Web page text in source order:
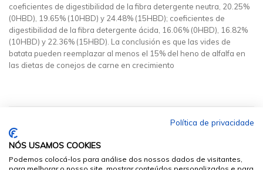
coeficientes de digestibilidad de la fibra detergente neutra, 20.25%
(0HBD), 19.65% (10HBD) y 24.48% (15HBD); coeficientes de
digestibilidad de la fibra detergente ácida, 16.06% (0HBD), 16.82%
(10HBD) y 22.36% (15HBD). La conclusión es que las vides de
batata pueden reemplazar al menos el 15% del heno de alfalfa en
las dietas de conejos de carne en crecimiento
Política de privacidade
NÓS USAMOS COOKIES
Podemos colocá-los para análise dos nossos dados de visitantes,